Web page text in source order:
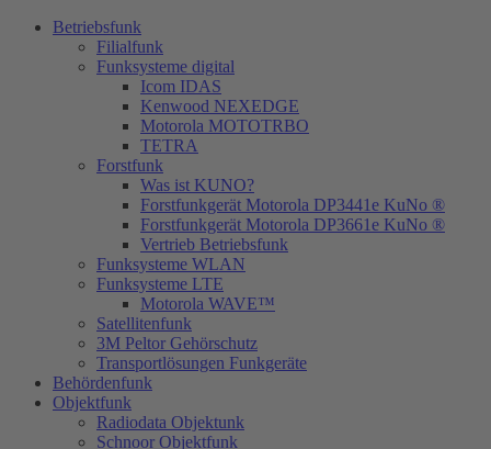
Betriebsfunk
Filialfunk
Funksysteme digital
Icom IDAS
Kenwood NEXEDGE
Motorola MOTOTRBO
TETRA
Forstfunk
Was ist KUNO?
Forstfunkgerät Motorola DP3441e KuNo ®
Forstfunkgerät Motorola DP3661e KuNo ®
Vertrieb Betriebsfunk
Funksysteme WLAN
Funksysteme LTE
Motorola WAVE™
Satellitenfunk
3M Peltor Gehörschutz
Transportlösungen Funkgeräte
Behördenfunk
Objektfunk
Radiodata Objektunk
Schnoor Objektfunk